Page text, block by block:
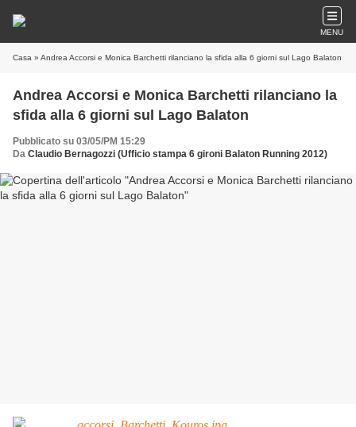
MENU
Casa » Andrea Accorsi e Monica Barchetti rilanciano la sfida alla 6 giorni sul Lago Balaton
Andrea Accorsi e Monica Barchetti rilanciano la
sfida alla 6 giorni sul Lago Balaton
Pubblicato su 03/05/PM 15:29
Da Claudio Bernagozzi (Ufficio stampa 6 gironi Balaton Running 2012)